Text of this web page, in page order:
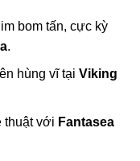
bom tấn, cực kỳ
.
hùng vĩ tại Viking
thuật với Fantasea